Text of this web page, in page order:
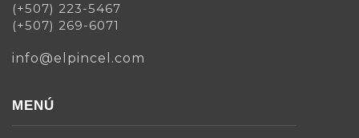
(+507) 223-5467
(+507) 269-6071
info@elpincel.com
MENÚ